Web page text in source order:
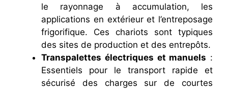
le rayonnage à accumulation, les
applications en extérieur et l’entreposage
frigorifique. Ces chariots sont typiques
des sites de production et des entrepôts.
Transpalettes électriques et manuels :
Essentiels pour le transport rapide et
sécurisé des charges sur de courtes